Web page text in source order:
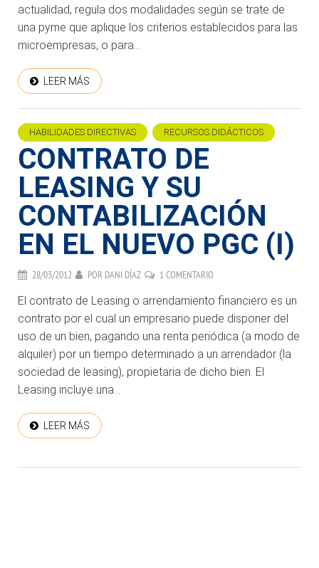
actualidad, regula dos modalidades según se trate de
una pyme que aplique los criterios establecidos para las
microempresas, o para...
LEER MÁS
HABILIDADES DIRECTIVAS RECURSOS DIDÁCTICOS
CONTRATO DE
LEASING Y SU
CONTABILIZACIÓN
EN EL NUEVO PGC (I)
28/03/2012 POR DANI DÍAZ 1 COMENTARIO
El contrato de Leasing o arrendamiento financiero es un
contrato por el cual un empresario puede disponer del
uso de un bien, pagando una renta periódica (a modo de
alquiler) por un tiempo determinado a un arrendador (la
sociedad de leasing), propietaria de dicho bien. El
Leasing incluye una...
LEER MÁS